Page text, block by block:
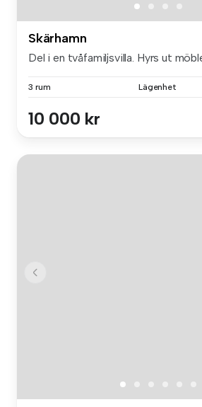
Skärhamn
Del i en tvåfamiljsvilla. Hyrs ut
3 rum Lägenhet
10 000 kr